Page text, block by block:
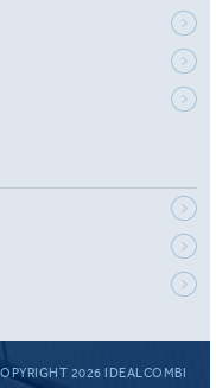
2026 IDEALCOMBI